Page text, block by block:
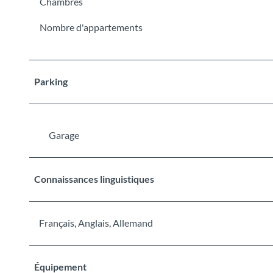
Nombre d'appartements
Parking
Garage
Connaissances linguistiques
Français, Anglais, Allemand
Équipement